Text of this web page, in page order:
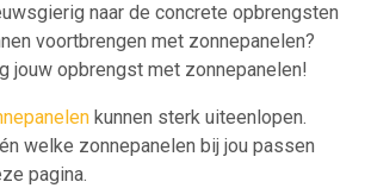
naar de concrete opbrengsten
voortbrengen met zonnepanelen?
jouw opbrengst met zonnepanelen!
kunnen sterk uiteenlopen.
welke zonnepanelen bij jou passen
pagina.